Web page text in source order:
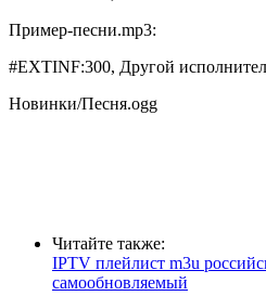
Пример-песни.mp3:
#EXTINF:300, Другой
Новинки/Песня.ogg
Читайте также:
IPTV плейлист m3u
самообновляемый